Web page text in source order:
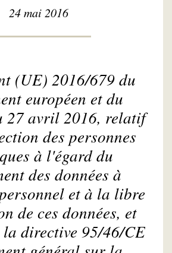
24 mai 2016
(UE) 2016/679 du
européen et du
27 avril 2016, relatif
des personnes
à l'égard du
des données à
et à la libre
de ces données, et
directive 95/46/CE